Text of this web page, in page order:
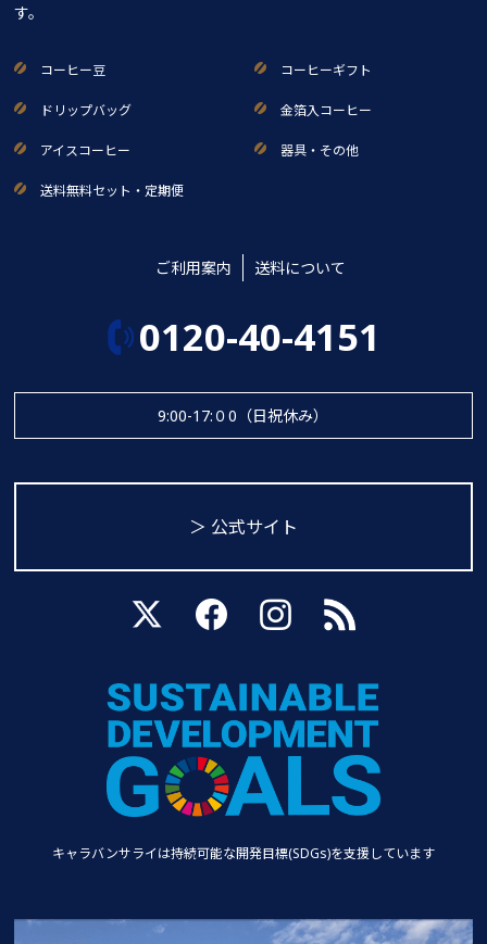
す。
コーヒー豆 コーヒーギフト
ドリップバッグ 金箔入コーヒー
アイスコーヒー 器具・その他
送料無料セット・定期便
ご利用案内 送料について
0120-40-4151
9:00-17:０0（日祝休み）
＞ 公式サイト
キャラバンサライは持続可能な開発目標(SDGs)を支援しています